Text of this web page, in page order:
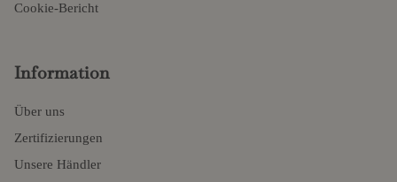
Cookie-Bericht
Information
Über uns
Zertifizierungen
Unsere Händler